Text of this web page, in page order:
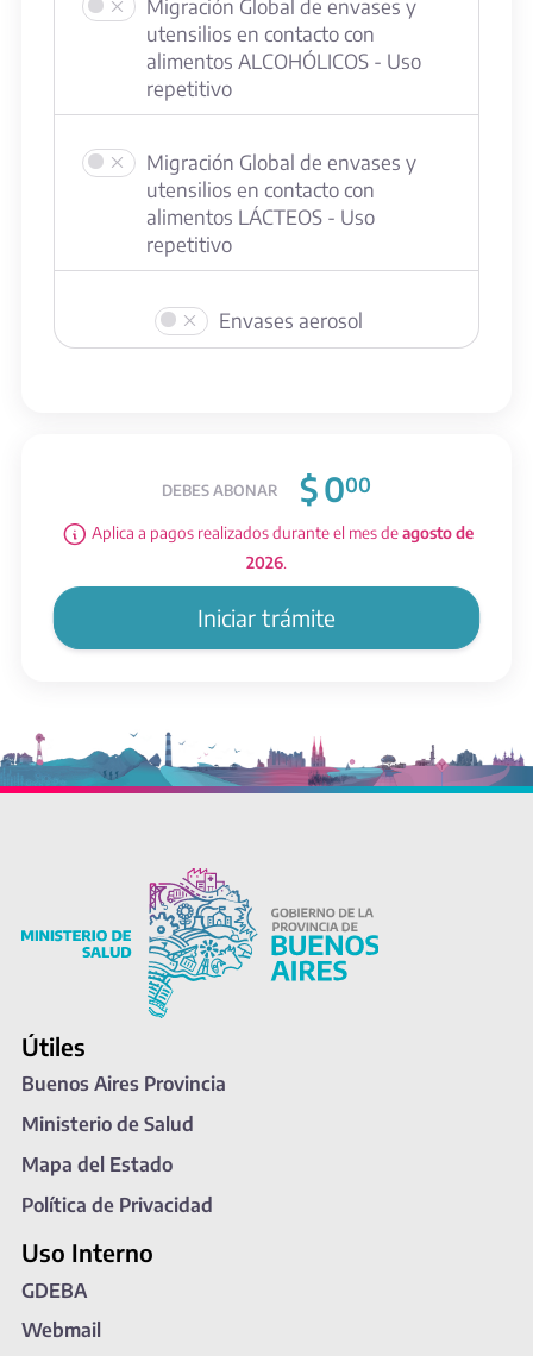
Migración Global de envases y
utensilios en contacto con
alimentos ALCOHÓLICOS - Uso
repetitivo
Migración Global de envases y
utensilios en contacto con
alimentos LÁCTEOS - Uso
repetitivo
Envases aerosol
DEBES ABONAR $000
Aplica a pagos realizados durante el mes deagosto de
2026.
Iniciar trámite
Útiles
Buenos Aires Provincia
Ministerio de Salud
Mapa del Estado
Política de Privacidad
Uso Interno
GDEBA
Webmail